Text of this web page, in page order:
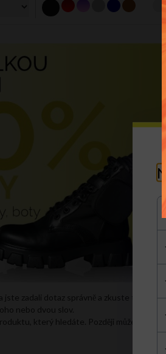
zadali dotaz správně a zkuste to znovu.
nebo dvou slov.
který hledáte. Později můžete